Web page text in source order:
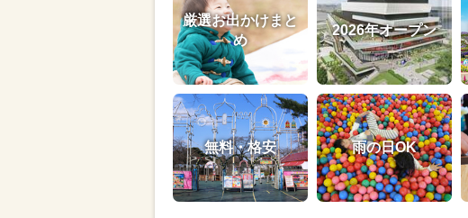
厳選お出かけまと
め
2026年オープン
無料・格安 雨の日OK